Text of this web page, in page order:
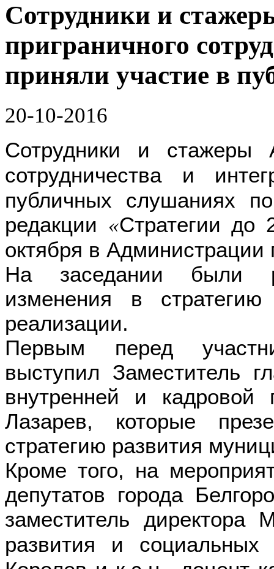
Сотрудники и
приграничного
приняли участие в
20-10-2016
Сотрудники и
сотрудничества и
публичных слушаниях
редакции «Стратегии до
октября в Администрации
На заседании были
изменения в
реализации.
Первым перед
выступил Заместитель
внутренней и кадровой
Лазарев, которые
стратегию развития
Кроме того, на
депутатов города
заместитель
развития и социальных